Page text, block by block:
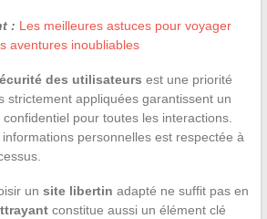
: Les meilleures astuces pour voyager
aventures inoubliables
des utilisateurs est une priorité
strictement appliquées garantissent un
pour toutes les interactions.
personnelles est respectée à
un site libertin adapté ne suffit pas en
constitue aussi un élément clé